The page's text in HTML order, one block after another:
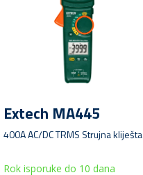
Extech MA445
400A AC/DC TRMS Strujna kliješta
Rok isporuke do 10 dana